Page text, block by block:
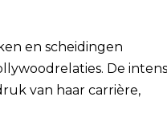
en scheidingen
De
van haar carrière,